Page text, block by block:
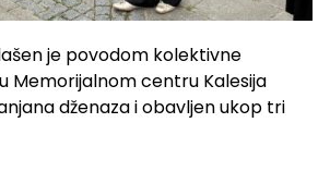
je povodom kolektivne
Memorijalnom centru Kalesija
dženaza i obavljen ukop tri